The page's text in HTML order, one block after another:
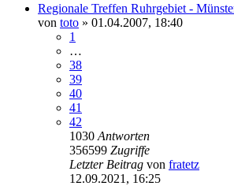
Regionale Treffen Ruhrgebiet -
von toto » 01.04.2007, 18:40
1
…
38
39
40
41
42
1030 Antworten
356599 Zugriffe
Letzter Beitrag von fratetz
12.09.2021, 16:25